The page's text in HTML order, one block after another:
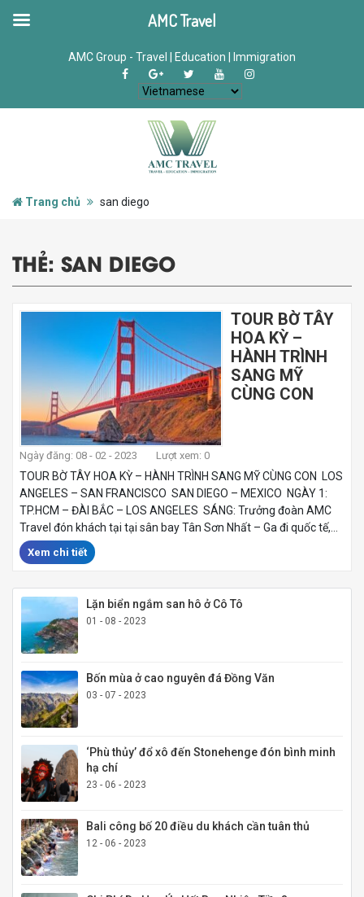
AMC Group - Travel | Education | Immigration
Trang chủ san diego
THẺ: SAN DIEGO
TOUR BỜ TÂY
HOA KỲ –
HÀNH TRÌNH
SANG MỸ
CÙNG CON
Ngày đăng: 08 - 02 - 2023 Lượt xem: 0
TOUR BỜ TÂY HOA KỲ – HÀNH TRÌNH SANG MỸ CÙNG CON LOS
ANGELES – SAN FRANCISCO SAN DIEGO – MEXICO NGÀY 1:
TP.HCM – ĐÀI BẮC – LOS ANGELES SÁNG: Trưởng đoàn AMC
Travel đón khách tại tại sân bay Tân Sơn Nhất – Ga đi quốc tế,...
Xem chi tiết
Lặn biển ngắm san hô ở Cô Tô
01 - 08 - 2023
Bốn mùa ở cao nguyên đá Đồng Văn
03 - 07 - 2023
‘Phù thủy’ đổ xô đến Stonehenge đón bình minh
hạ chí
23 - 06 - 2023
Bali công bố 20 điều du khách cần tuân thủ
12 - 06 - 2023
AMC Travel